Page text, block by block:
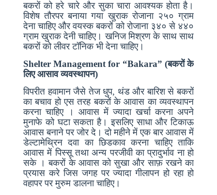
बकरों को हरे चारे और सुका चारा आवश्यक होता है।
विशेष तौरपर बनाया गया खुराक रोजाना २५० ग्राम
देना चाहिए और वयस्क बकरों को रोजाना ३४० से ४४०
ग्राम खुराक देनी चाहिए। खनिज मिश्रण के साथ साथ
बकरों को लीवर टॉनिक भी देना चाहिए।
Shelter Management for “Bakara” (बकरों के
लिए आसाव व्यवस्थापन)
विपरीत हवामान जैसे तेज धुप, थंड और बारिश से बकरों
का बचाव हो एस तरह बकरों के आवास का व्यवस्थापन
करना चाहिए । आवास में ज्यादा खर्चा करना अपने
मुनाफे को घटा सकता है। इसलिए साधा और टिकाऊ
आवास बनाने पर जोर दे। दो महीने में एक बार आवास में
डेल्टामेथ्रिन दवा का छिडकाव करना चाहिए ताकि
आवास में पिस्सू तथा अन्य परजीवी का प्रादुर्भाव ना हो
सके । बकरों के आवास को सुखा और साफ़ रखने का
प्रयास करे जिस जगह पर ज्यादा गीलापन हो रहा हो
वहापर पर मुरुम डालना चाहिए।